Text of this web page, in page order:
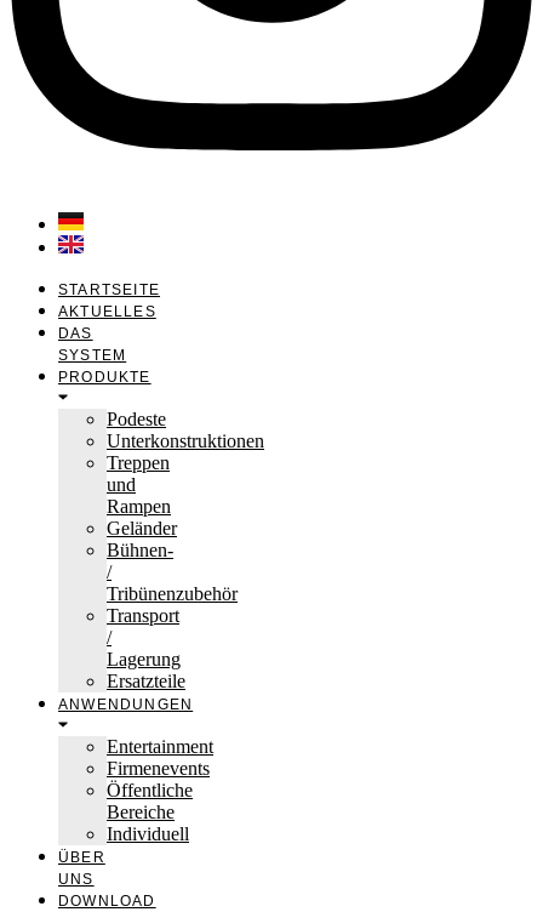
STARTSEITE
AKTUELLES
DAS
SYSTEM
PRODUKTE
Podeste
Unterkonstruktionen
Treppen
und
Rampen
Geländer
Bühnen-
/
Tribünenzubehör
Transport
/
Lagerung
Ersatzteile
ANWENDUNGEN
Entertainment
Firmenevents
Öffentliche
Bereiche
Individuell
ÜBER
UNS
DOWNLOAD